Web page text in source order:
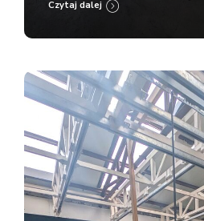
Czytaj dalej